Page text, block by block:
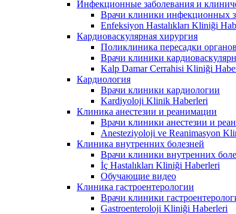
Инфекционные заболевания и
Врачи клиники инфекционных
Enfeksiyon Hastalıkları Kliniği
Кардиоваскулярная хирургия
Поликлиника пересадки
Врачи клиники
Kalp Damar Cerrahisi Kliniği
Кардиология
Врачи клиники кардиологии
Kardiyoloji Klinik Haberleri
Клиника анестезии и реанимации
Врачи клиники анестезии и
Anesteziyoloji ve Reanimasyon
Клиника внутренних болезней
Врачи клиники внутренних
İç Hastalıkları Kliniği Haberleri
Обучающие видео
Клиника гастроентерологии
Врачи клиники
Gastroenteroloji Kliniği Haberleri